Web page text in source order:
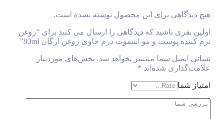
هیچ دیدگاهی برای این محصول نوشته نشده است.
اولین نفری باشید که دیدگاهی را ارسال می کنید برای “روغن
نرم کننده پوست و مو اسموت درم حاوی روغن آرگان 80ml”
نشانی ایمیل شما منتشر نخواهد شد. بخش‌های موردنیاز
علامت‌گذاری شده‌اند *
امتیاز شما